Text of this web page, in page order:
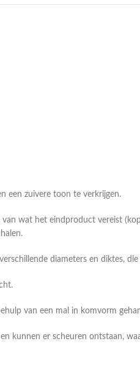
een zuivere toon te verkrijgen.
van wat het eindproduct vereist
diameters en diktes,
van een mal in komvorm
kunnen er scheuren ontstaan,